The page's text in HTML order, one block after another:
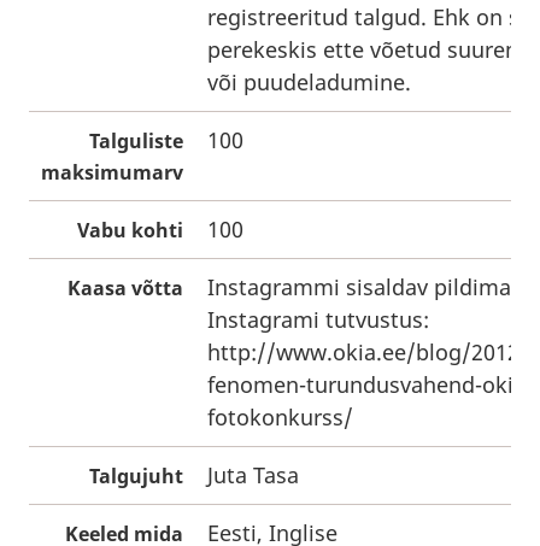
registreeritud talgud. Ehk on
perekeskis ette võetud suurem
või puudeladumine.
Talguliste
maksimumarv
100
Vabu kohti 100
Kaasa võtta
Instagrammi sisaldav
Instagrami tutvustus:
http://www.okia.ee/blog/2012/
fenomen-turundusvahend-okia-
fotokonkurss/
Talgujuht Juta Tasa
Keeled mida Eesti, Inglise